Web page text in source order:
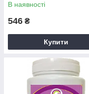
В наявності
546 ₴
Купити